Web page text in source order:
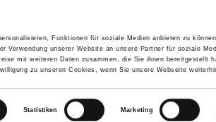
Funktionen für soziale Medien anbieten zu
Verwendung unserer Website an unsere Partner für soziale
mit weiteren Daten zusammen, die Sie ihnen bereitgestellt
zu unseren Cookies, wenn Sie unsere Webseite
Statistiken Marketing
Hilfen